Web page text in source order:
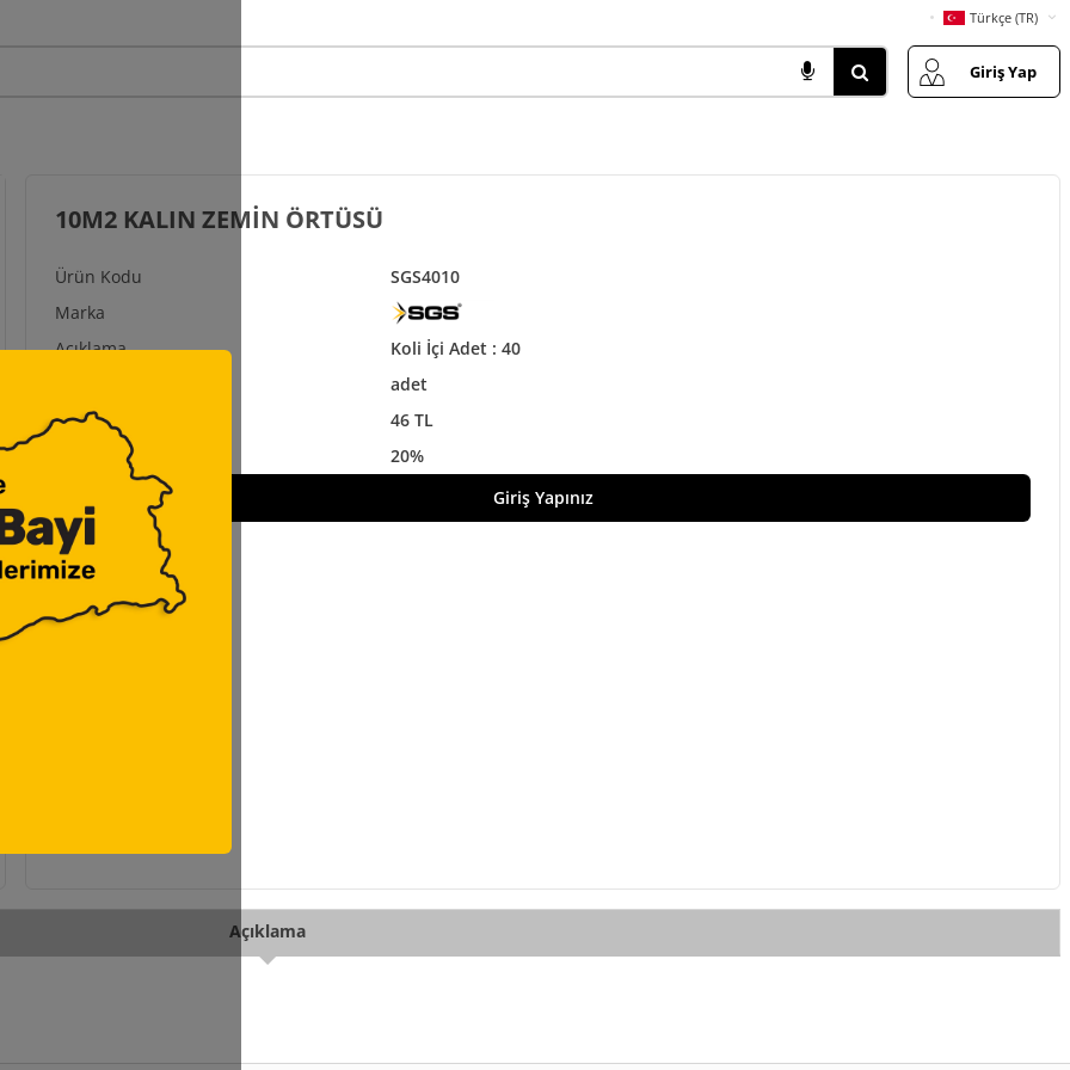
Türkçe (TR)
Giriş Yap
SGS4010
10M2 KALIN ZEMİN ÖRTÜSÜ
Koli İçi Adet : 40
adet
46 TL
20%
Giriş Yapınız
Açıklama